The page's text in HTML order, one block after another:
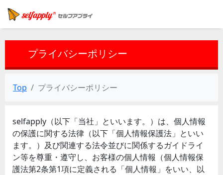
プライバシーポリシー
Top プライバシーポリシー
selfapply（以下「当社」といいます。）は、個人情報
の保護に関する法律（以下「個人情報保護法」といい
ます。）及び関連する法令並びに関係するガイドライ
ン等を尊重・遵守し、お客様の個人情報（個人情報保
護法第2条第1項に定義される「個人情報」をいい、以